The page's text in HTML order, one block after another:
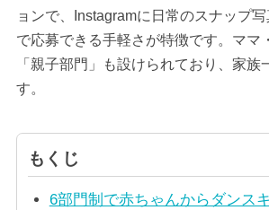
ョンで、Instagramに日常のスナップ
で応募できる手軽さが特徴です。ママ
「親子部門」も設けられており、家族
す。
もくじ
6部門制で赤ちゃんからダンス